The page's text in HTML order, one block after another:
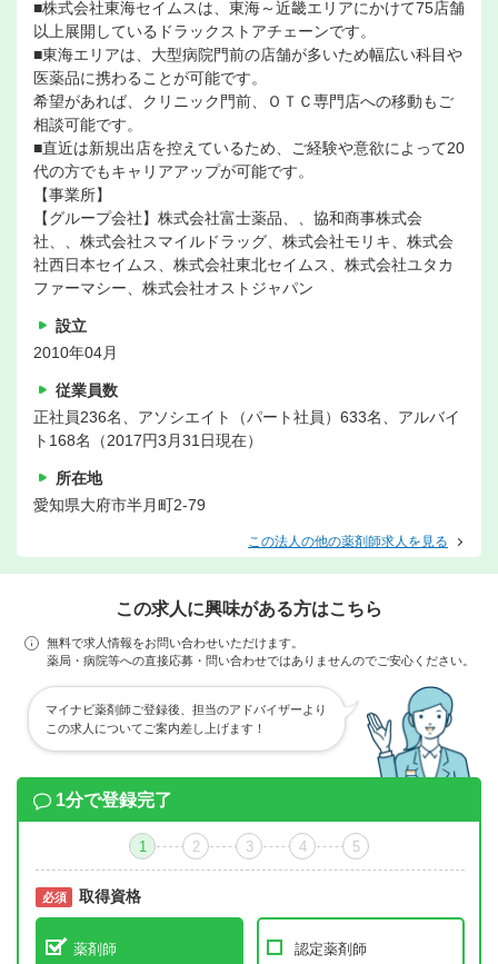
■株式会社東海セイムスは、東海～近畿エリアにかけて75店舗
以上展開しているドラックストアチェーンです。
■東海エリアは、大型病院門前の店舗が多いため幅広い科目や
医薬品に携わることが可能です。
希望があれば、クリニック門前、ＯＴＣ専門店への移動もご
相談可能です。
■直近は新規出店を控えているため、ご経験や意欲によって20
代の方でもキャリアアップが可能です。
【事業所】
【グループ会社】株式会社富士薬品、、協和商事株式会
社、、株式会社スマイルドラッグ、株式会社モリキ、株式会
社西日本セイムス、株式会社東北セイムス、株式会社ユタカ
ファーマシー、株式会社オストジャパン
設立
2010年04月
従業員数
正社員236名、アソシエイト（パート社員）633名、アルバイ
ト168名（2017円3月31日現在）
所在地
愛知県大府市半月町2-79
この法人の他の薬剤師求人を見る
この求人に興味がある方はこちら
無料で求人情報をお問い合わせいただけます。
薬局・病院等への直接応募・問い合わせではありませんのでご安心ください。
マイナビ薬剤師ご登録後、担当のアドバイザーより
この求人についてご案内差し上げます！
1分で登録完了
1 2 3 4 5
必須 取得資格
薬剤師 認定薬剤師